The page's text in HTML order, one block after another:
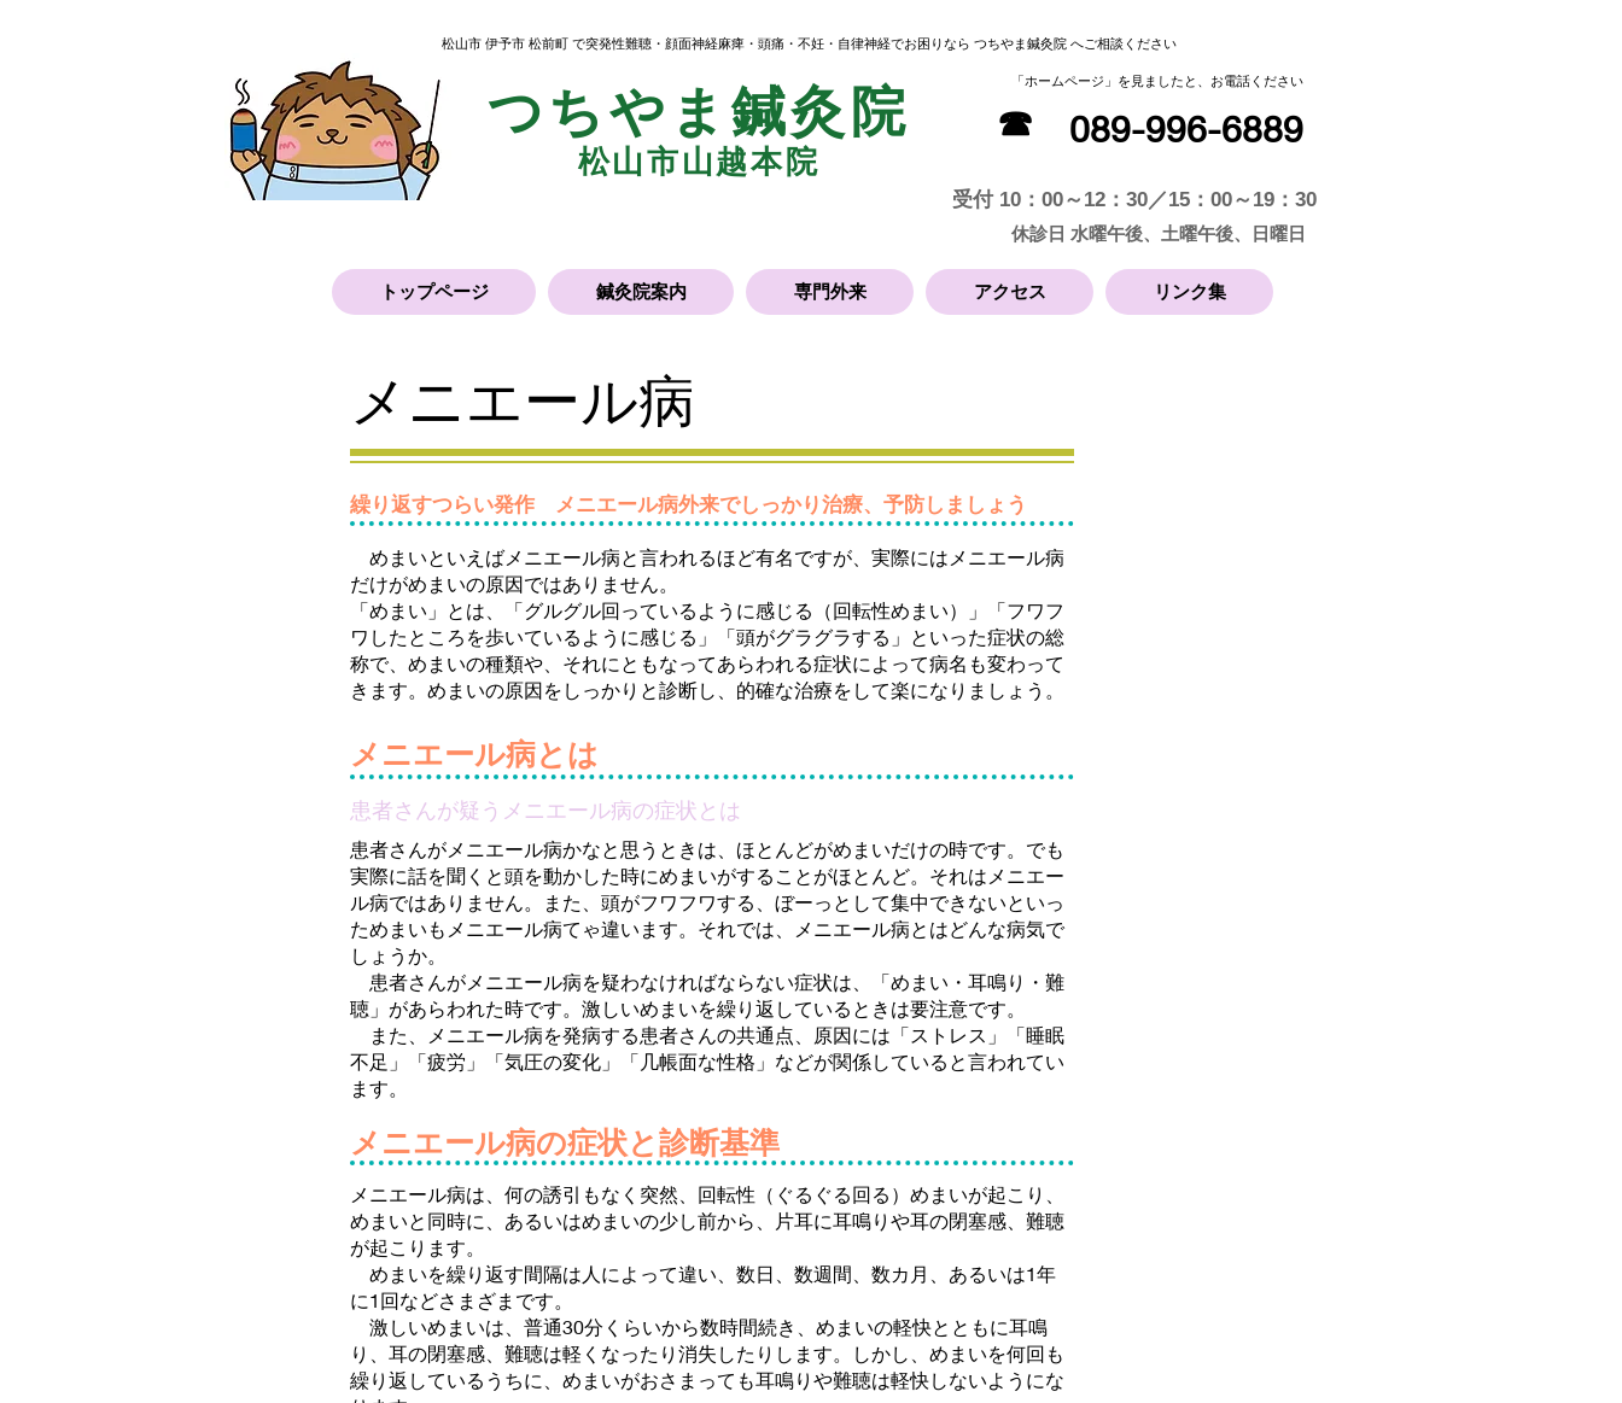
松山市 伊予市 松前町 で突発性難聴・顔面神経麻痺・頭痛・不妊・自律神経でお困りなら つちやま鍼灸院 へご相談ください
つちやま鍼灸院
松山市山越本院
受付 10：00～12：30／15：00～19：30
​「ホームページ」を見ましたと、お電話ください
​☎ ​089-996-6889
​休診日 水曜午後、土曜午後、日曜日
トップページ 鍼灸院案内 専門外来 アクセス リンク集
メニエール病
繰り返すつらい発作 メニエール病外来でしっかり治療、予防しましょう
めまいといえばメニエール病と言われるほど有名ですが、実際にはメニエール病
だけがめまいの原因ではありません。
「めまい」とは、「グルグル回っているように感じる（回転性めまい）」「フワフ
ワしたところを歩いているように感じる」「頭がグラグラする」といった症状の総
称で、めまいの種類や、それにともなってあらわれる症状によって病名も変わって
きます。めまいの原因をしっかりと診断し、的確な治療をして楽になりましょう。
メニエール病とは
患者さんが疑うメニエール病の症状とは
患者さんがメニエール病かなと思うときは、ほとんどがめまいだけの時です。でも
実際に話を聞くと頭を動かした時にめまいがすることがほとんど。それはメニエー
ル病ではありません。また、頭がフワフワする、ぼーっとして集中できないといっ
ためまいもメニエール病てゃ違います。それでは、メニエール病とはどんな病気で
しょうか。
患者さんがメニエール病を疑わなければならない症状は、「めまい・耳鳴り・難
聴」があらわれた時です。激しいめまいを繰り返しているときは要注意です。
また、メニエール病を発病する患者さんの共通点、原因には「ストレス」「睡眠
不足」「疲労」「気圧の変化」「几帳面な性格」などが関係していると言われてい
ます。
メニエール病の症状と診断基準
メニエール病は、何の誘引もなく突然、回転性（ぐるぐる回る）めまいが起こり、
めまいと同時に、あるいはめまいの少し前から、片耳に耳鳴りや耳の閉塞感、難聴
が起こります。
めまいを繰り返す間隔は人によって違い、数日、数週間、数カ月、あるいは1年
に1回などさまざまです。
激しいめまいは、普通30分くらいから数時間続き、めまいの軽快とともに耳鳴
り、耳の閉塞感、難聴は軽くなったり消失したりします。しかし、めまいを何回も
繰り返しているうちに、めまいがおさまっても耳鳴りや難聴は軽快しないようにな